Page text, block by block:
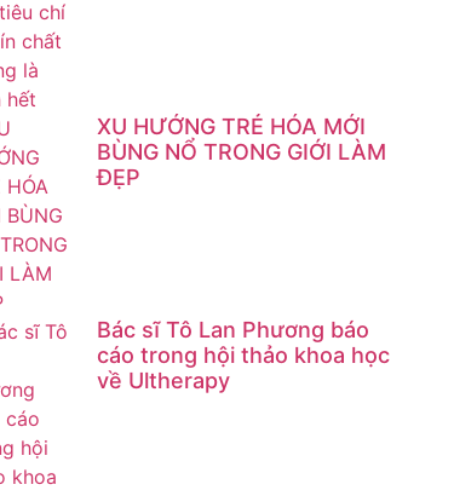
XU HƯỚNG TRẺ HÓA MỚI
BÙNG NỔ TRONG GIỚI LÀM
ĐẸP
Bác sĩ Tô Lan Phương báo
cáo trong hội thảo khoa học
về Ultherapy